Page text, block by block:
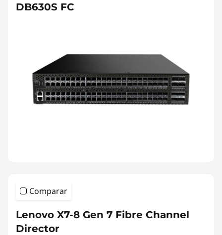
DB630S FC
Comparar
Lenovo X7-8 Gen 7 Fibre Channel
Director